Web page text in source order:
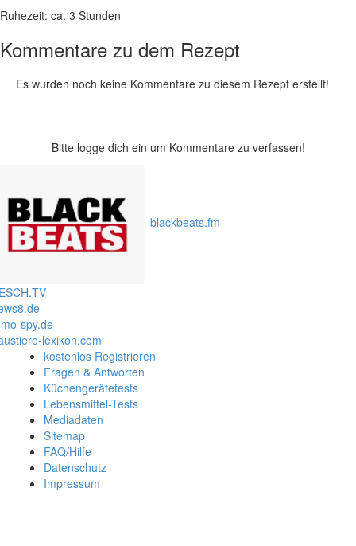
Ruhezeit: ca. 3 Stunden
Kommentare zu dem Rezept
Es wurden noch keine Kommentare zu diesem Rezept erstellt!
Bitte logge dich ein um Kommentare zu verfassen!
blackbeats.fm
spy.de
lexikon.com
kostenlos Registrieren
Fragen & Antworten
Küchengerätetests
Lebensmittel-Tests
Mediadaten
Sitemap
FAQ/Hilfe
Datenschutz
Impressum